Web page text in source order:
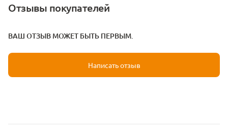
Отзывы покупателей
ВАШ ОТЗЫВ МОЖЕТ БЫТЬ ПЕРВЫМ.
Написать отзыв